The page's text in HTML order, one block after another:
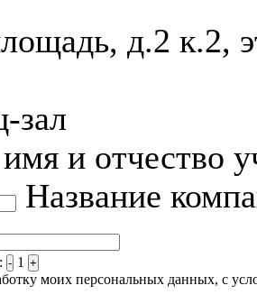
д.2 к.2,
зал
и отчество
Название
- 1 +
моих персональных данных, с